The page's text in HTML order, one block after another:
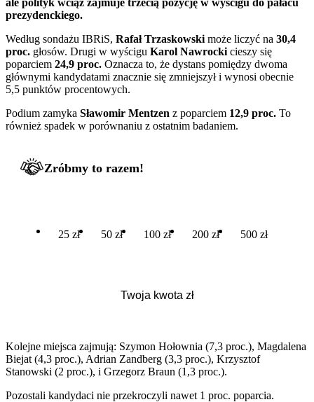
prezydenckiego.
Według sondażu IBRiS, Rafał Trzaskowski może liczyć na 30,4
proc. głosów. Drugi w wyścigu Karol Nawrocki cieszy się
poparciem 24,9 proc. Oznacza to, że dystans pomiędzy dwoma
głównymi kandydatami znacznie się zmniejszył i wynosi obecnie
5,5 punktów procentowych.
Podium zamyka Sławomir Mentzen z poparciem 12,9 proc. To
również spadek w porównaniu z ostatnim badaniem.
Zróbmy to razem!
25 zł 50 zł 100 zł 200 zł 500 zł
Kolejne miejsca zajmują: Szymon Hołownia (7,3 proc.), Magdalena
Biejat (4,3 proc.), Adrian Zandberg (3,3 proc.), Krzysztof
Stanowski (2 proc.), i Grzegorz Braun (1,3 proc.).
Pozostali kandydaci nie przekroczyli nawet 1 proc. poparcia.